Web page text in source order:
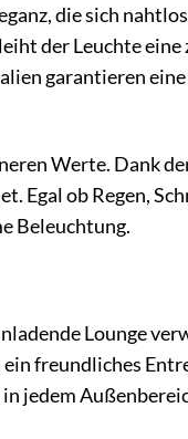
die sich
der Leuchte
garantieren eine
Werte. Dank
Egal ob Regen,
Beleuchtung.
Lounge
freundliches
jedem